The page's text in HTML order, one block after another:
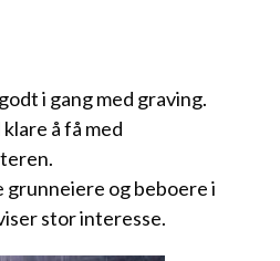
i gang med graving.
å få med
grunneiere og beboere i
stor interesse.